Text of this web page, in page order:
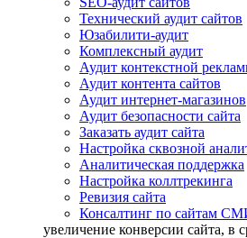
Технический аудит сайтов
Юзабилити-аудит
Комплексный аудит
Аудит контекстной
Аудит контента сайтов
Аудит интернет-магазинов
Аудит безопасности сайта
Заказать аудит сайта
Настройка сквозной
Аналитическая поддержка
Настройка коллтрекинга
Ревизия сайта
Консалтинг по сайтам
увеличение конверсии сайта, в